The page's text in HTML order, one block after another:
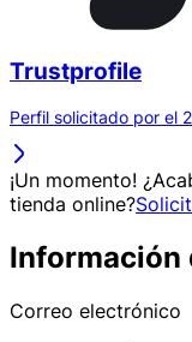
Trustprofile
Perfil solicitado por el
¡Un momento!
tienda online?
Información
Correo electrónico